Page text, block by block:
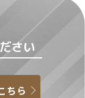
さい
ちら